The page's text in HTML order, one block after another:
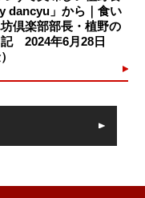
dancyu」から｜食い
坊倶楽部部長・植野の
2024年6月28日